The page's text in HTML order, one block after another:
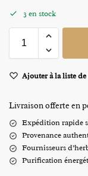
3 en stock
Ajouter à la liste
Livraison offerte en
Expédition rapide
Provenance
Fournisseurs
Purification